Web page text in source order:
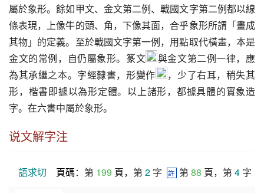
屬於象形。餘如甲文、金文第二例、戰國文字第二例都以線
條表現，上像牛的頭、角，下像其面，合乎象形所謂「畫成
其物」的定義。至於戰國文字第一例，用點取代橫畫，本是
金文的常例，自仍屬象形。篆文
與金文第二例一律，應
為其承繼之本。字經隸書，形變作
，少了右耳，稍失其
形，楷書即據以為形定體。以上諸形，都據具體的實象造
字。在六書中屬於象形。
说文解字注
語求切 頁碼：第 199 頁，第 2 字 許 第 88 頁，第 4 字